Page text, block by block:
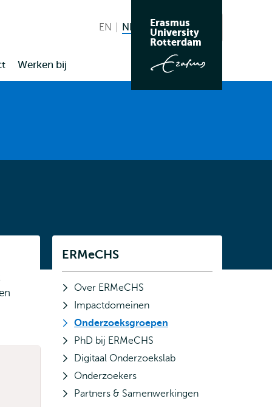
taal
EN English
NL Nederlands huidige taal
Zoeken
Erasmus
University
Rotterdam
Werken bij
Subnavigatie
ERMeCHS
Over ERMeCHS
Impactdomeinen
Onderzoeksgroepen
PhD bij ERMeCHS
Digitaal Onderzoekslab
Onderzoekers
Partners & Samenwerkingen